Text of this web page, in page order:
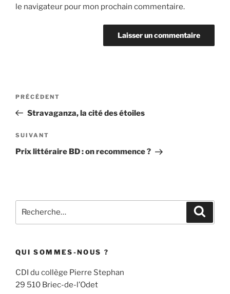
le navigateur pour mon prochain commentaire.
Navigation
l’article
Article
précédent
PRÉCÉDENT
Stravaganza, la cité des étoiles
Article
suivant
SUIVANT
Prix littéraire BD : on recommence ?
pour
QUI SOMMES-NOUS ?
CDI du collège Pierre Stephan
29 510 Briec-de-l’Odet